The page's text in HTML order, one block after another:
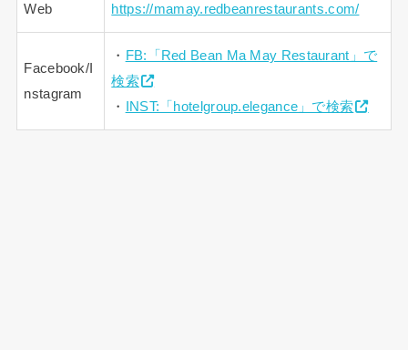
Web https://mamay.redbeanrestaurants.com/
Facebook/I
nstagram
・ FB:「Red Bean Ma May Restaurant」で
検索
・
INST:「hotelgroup.elegance」で検索